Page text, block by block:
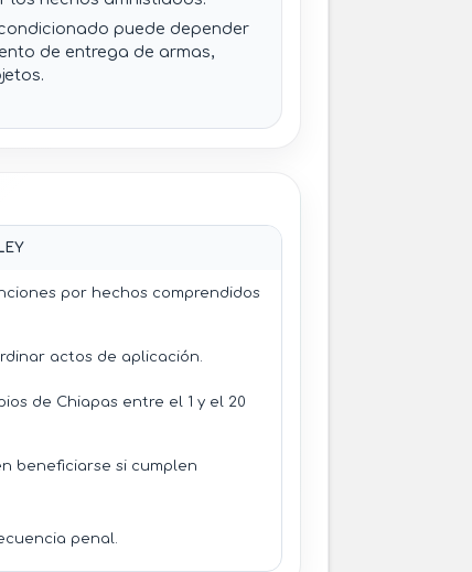
puede depender
de entrega de armas,
por hechos comprendidos
actos de aplicación.
de Chiapas entre el 1 y el 20
beneficiarse si cumplen
penal.